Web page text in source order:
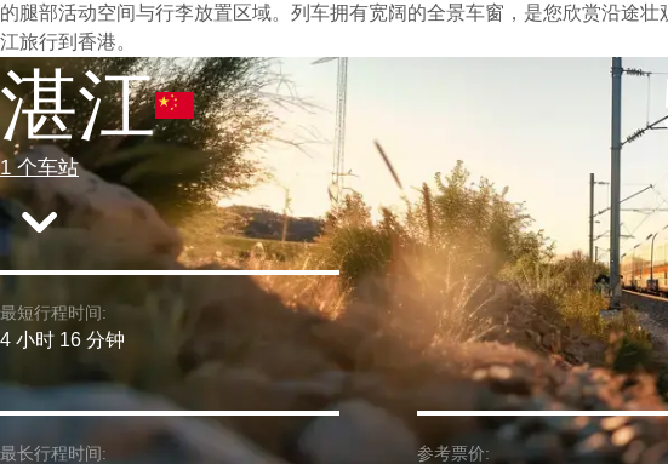
的腿部活动空间与行李放置区域。列车拥有宽阔的全景车窗，是您欣赏沿途
江旅行到香港。
湛江
1 个车站
最短行程时间:
4 小时 16 分钟
最长行程时间: 参考票价: